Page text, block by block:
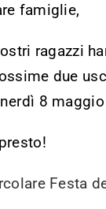
famiglie,
ragazzi
due
8
Festa